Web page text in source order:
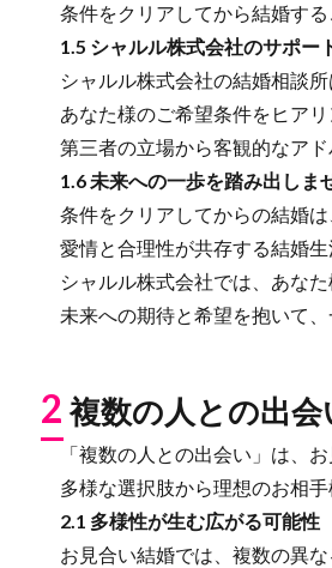
条件をクリアしてから結婚する
1.5 シャルル株式会社のサポー
シャルル株式会社の結婚相談所
あなた様のご希望条件をヒアリ
第三者の立場から客観的なアド
1.6 未来への一歩を踏み出しま
条件をクリアしてからの結婚は
愛情と合理性が共存する結婚生
シャルル株式会社では、あなた
未来への期待と希望を抱いて、
2 複数の人との出
「複数の人との出会い」は、お
多様な選択肢から理想のお相手
2.1 多様性が生む広がる可能性
お見合い結婚では、複数の異な